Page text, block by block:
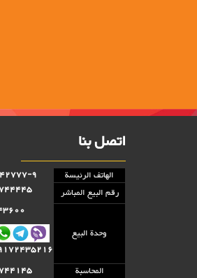
اتصل بنا
الهاتف الرئيسة
9 - (071)
رقم البيع المباشر
- (071)
وحدة البيع
المحاسبة
- (071)